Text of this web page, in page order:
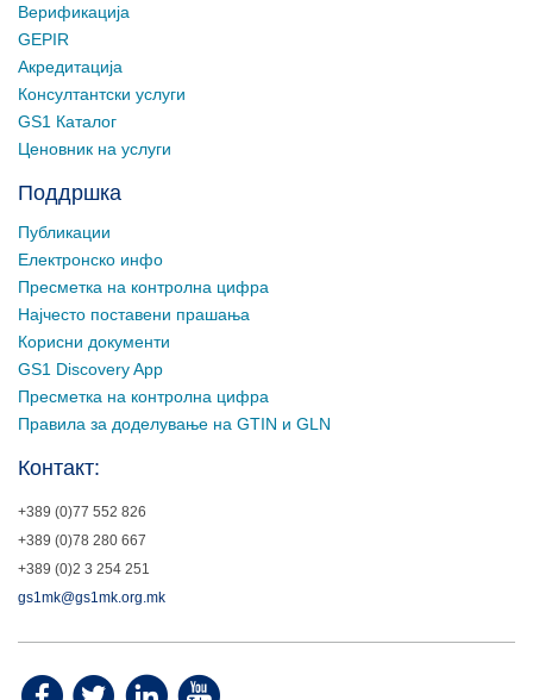
Верификација
GEPIR
Акредитација
Консултантски услуги
GS1 Каталог
Ценовник на услуги
Поддршка
Публикации
Електронско инфо
Пресметка на контролна цифра
Најчесто поставени прашања
Корисни документи
GS1 Discovery App
Пресметка на контролна цифра
Правила за доделување на GTIN и GLN
Контакт:
+389 (0)77 552 826
+389 (0)78 280 667
+389 (0)2 3 254 251
gs1mk@gs1mk.org.mk